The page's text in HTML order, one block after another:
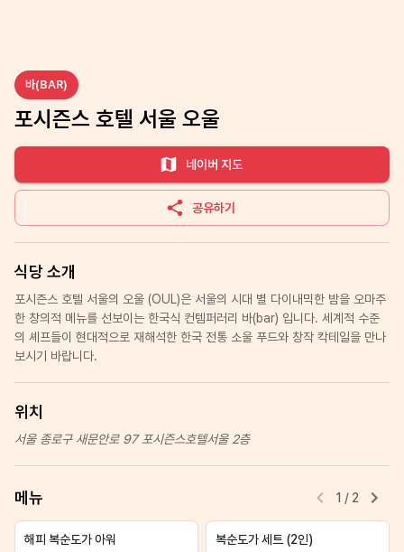
바(BAR)
포시즌스 호텔 서울 오울
네이버 지도
공유하기
식당 소개
포시즌스 호텔 서울의 오울 (OUL)은 서울의 시대 별 다이내믹한 밤을 오마주
한 창의적 메뉴를 선보이는 한국식 컨템퍼러리 바(bar) 입니다. 세계적 수준
의 셰프들이 현대적으로 재해석한 한국 전통 소울 푸드와 창작 칵테일을 만나
보시기 바랍니다.
위치
서울 종로구 새문안로 97 포시즌스호텔서울 2층
메뉴 1 / 2
해피 복순도가 아워 복순도가 세트 (2인)